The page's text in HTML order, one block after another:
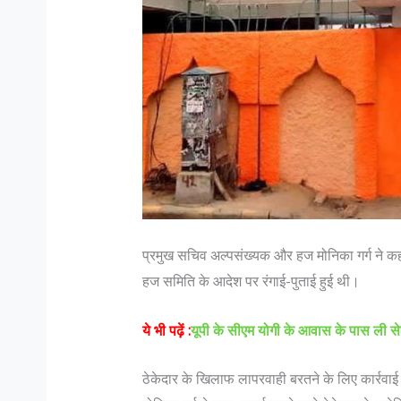
प्रमुख सचिव अल्पसंख्यक और हज मोनिका गर्ग ने
हज समिति के आदेश पर रंगाई-पुताई हुई थी।
ये भी पढ़ें :यूपी के सीएम योगी के आवास के पास ली
ठेकेदार के खिलाफ लापरवाही बरतने के लिए कार्रवाई
गुजरात के सबसे स्वादिष्ट व्यंजन
भारतीय मेहमान नवाजी । आज भारतीयों
मसालों की खोज के लिए जाना जाता
भारतीय खाने के बाद...
1857 की क्रांति के मुख्य
क्रांति की शुरुवात कुछ ब्रिटेश
सैनिको के द्वारा किया गया विद्रोह
और नॉर्थ इंडिय के कुछ हिस्से मे ही